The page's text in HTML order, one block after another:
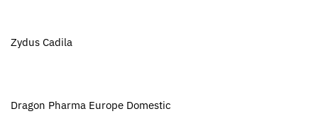
Zydus Cadila
Dragon Pharma Europe Domestic